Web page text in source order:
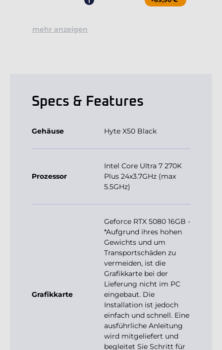
mehr anzeigen
Specs & Features
Gehäuse Hyte X50 Black
Prozessor
Intel Core Ultra 7 270K
Plus 24x3.7GHz (max
5.5GHz)
Grafikkarte
Geforce RTX 5080 16GB -
*Aufgrund ihres hohen
Gewichts und um
Transportschäden zu
vermeiden, ist die
Grafikkarte bei der
Lieferung nicht im PC
eingebaut. Die
Installation ist jedoch
einfach und schnell. Eine
ausführliche Anleitung
wird mitgeliefert und
begleitet Sie Schritt für